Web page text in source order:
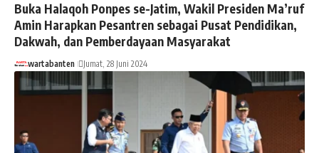
Buka Halaqoh Ponpes se-Jatim, Wakil Presiden Ma’ruf
Amin Harapkan Pesantren sebagai Pusat Pendidikan,
Dakwah, dan Pemberdayaan Masyarakat
wartabanten Jumat, 28 Juni 2024